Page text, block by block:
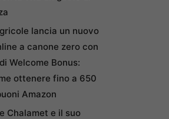
lancia un nuovo
a canone zero con
Welcome Bonus:
ottenere fino a 650
Amazon
Chalamet e il suo